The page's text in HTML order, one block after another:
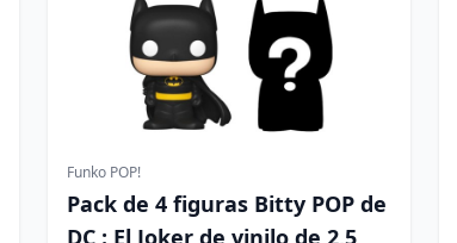
Funko POP!
Pack de 4 figuras Bitty POP de
DC : El Joker de vinilo de 2,5